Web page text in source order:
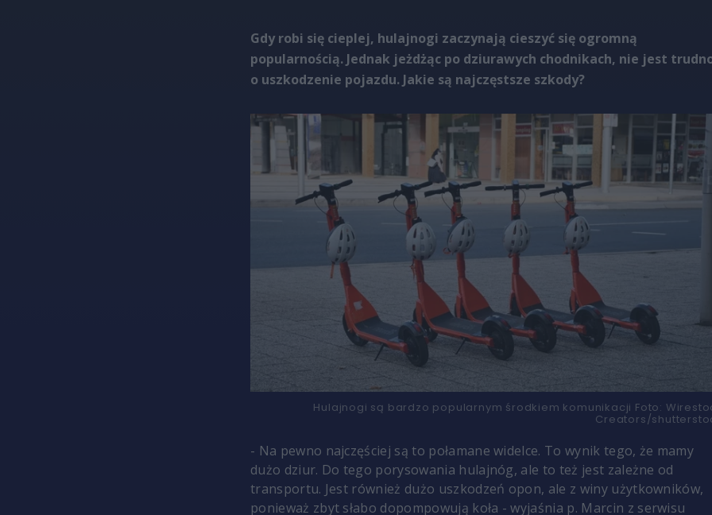
Gdy robi się cieplej, hulajnogi zaczynają cieszyć się ogromną
popularnością. Jednak jeżdżąc po dziurawych chodnikach, nie jest
o uszkodzenie pojazdu. Jakie są najczęstsze szkody?
Hulajnogi są bardzo popularnym środkiem komunikacji Foto:
Creators/
- Na pewno najczęściej są to połamane widelce. To wynik tego, że mamy
dużo dziur. Do tego porysowania hulajnóg, ale to też jest zależne od
transportu. Jest również dużo uszkodzeń opon, ale z winy użytkowników,
ponieważ zbyt słabo dopompowują koła - wyjaśnia p. Marcin z serwisu